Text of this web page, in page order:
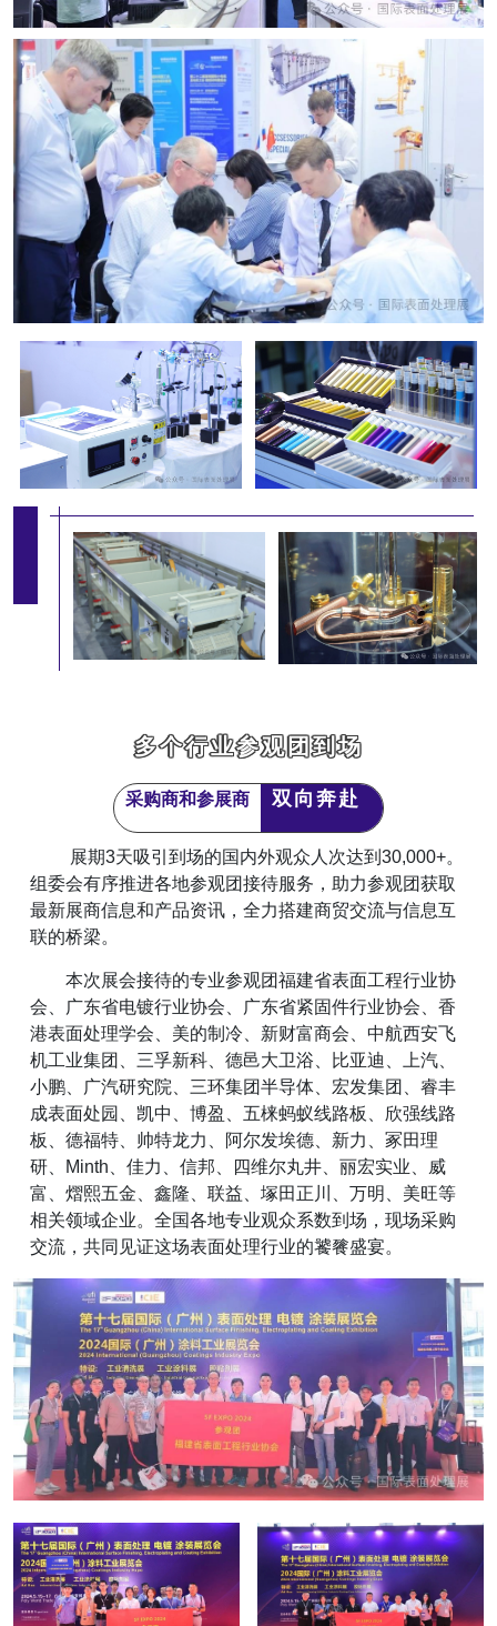
多个行业参观团到场
采购商和参展商 双向奔赴
展期3天吸引到场的国内外观众人次达到30,000+。
组委会有序推进各地参观团接待服务，助力参观团获取
最新展商信息和产品资讯，全力搭建商贸交流与信息互
联的桥梁。
本次展会接待的专业参观团福建省表面工程行业协
会、广东省电镀行业协会、广东省紧固件行业协会、香
港表面处理学会、美的制冷、新财富商会、中航西安飞
机工业集团、三孚新科、德邑大卫浴、比亚迪、上汽、
小鹏、广汽研究院、三环集团半导体、宏发集团、睿丰
成表面处园、凯中、博盈、五梾蚂蚁线路板、欣强线路
板、德福特、帅特龙力、阿尔发埃德、新力、冢田理
研、Minth、佳力、信邦、四维尔丸井、丽宏实业、威
富、熠熙五金、鑫隆、联益、塚田正川、万明、美旺等
相关领域企业。全国各地专业观众系数到场，现场采购
交流，共同见证这场表面处理行业的饕餮盛宴。